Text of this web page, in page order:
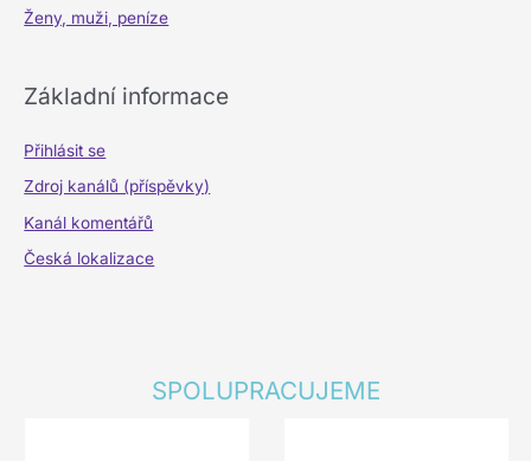
Ženy, muži, peníze
Základní informace
Přihlásit se
Zdroj kanálů (příspěvky)
Kanál komentářů
Česká lokalizace
SPOLUPRACUJEME